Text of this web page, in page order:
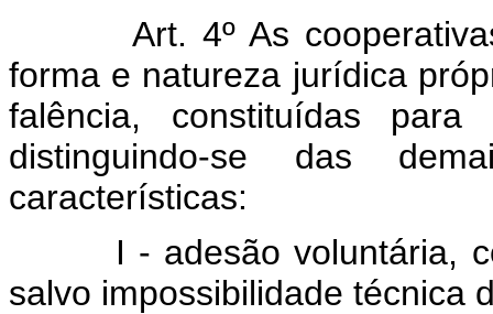
Art. 4º As
forma e natureza jurídica
falência, constituídas para
distinguindo-se das
características:
I - adesão voluntária,
salvo impossibilidade técnica